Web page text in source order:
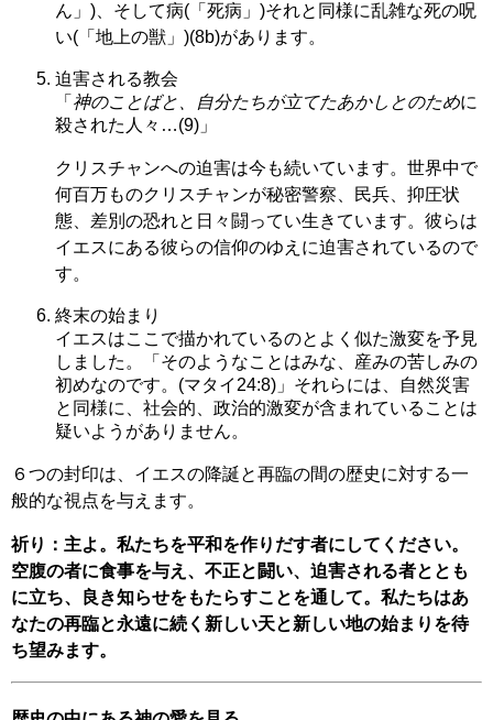
ん」)、そして病(「死病」)それと同様に乱雑な死の呪
い(「地上の獣」)(8b)があります。
迫害される教会
「 神のことばと、自分たちが立てたあかしとのために
殺された人々…(9)」
クリスチャンへの迫害は今も続いています。世界中で
何百万ものクリスチャンが秘密警察、民兵、抑圧状
態、差別の恐れと日々闘ってい生きています。彼らは
イエスにある彼らの信仰のゆえに迫害されているので
す。
終末の始まり
イエスはここで描かれているのとよく似た激変を予見
しました。「そのようなことはみな、産みの苦しみの
初めなのです。(マタイ24:8)」それらには、自然災害
と同様に、社会的、政治的激変が含まれていることは
疑いようがありません。
６つの封印は、イエスの降誕と再臨の間の歴史に対する一
般的な視点を与えます。
祈り：主よ。私たちを平和を作りだす者にしてください。
空腹の者に食事を与え、不正と闘い、迫害される者ととも
に立ち、良き知らせをもたらすことを通して。私たちはあ
なたの再臨と永遠に続く新しい天と新しい地の始まりを待
ち望みます。